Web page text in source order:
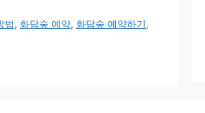
법, 화담숲 예약, 화담숲 예약하기,